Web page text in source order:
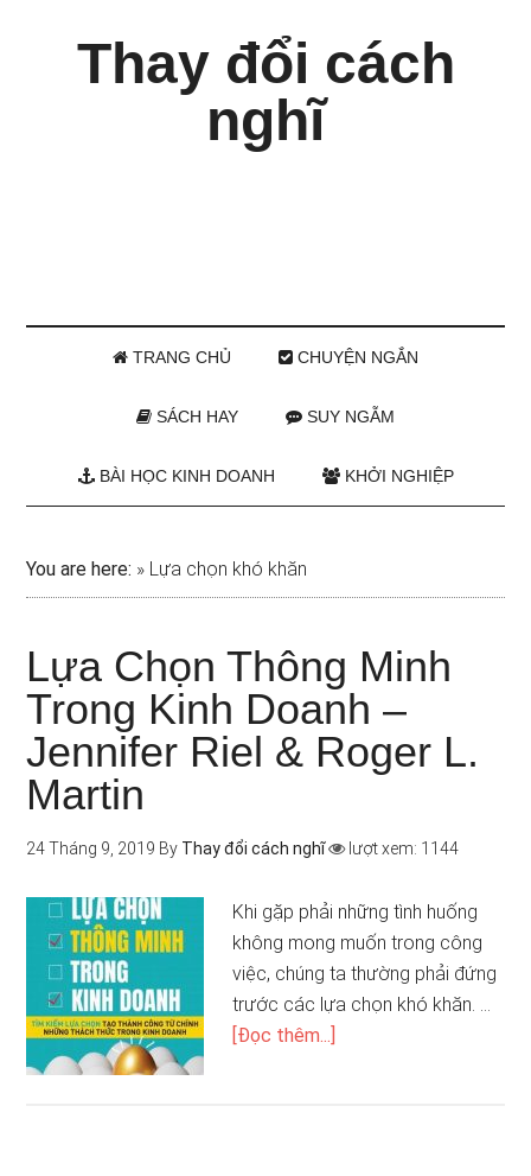
Thay đổi cách
nghĩ
TRANG CHỦ CHUYỆN NGẮN
SÁCH HAY SUY NGẪM
BÀI HỌC KINH DOANH KHỞI NGHIỆP
You are here: » Lựa chọn khó khăn
Lựa Chọn Thông Minh
Trong Kinh Doanh –
Jennifer Riel & Roger L.
Martin
24 Tháng 9, 2019 By Thay đổi cách nghĩ lượt xem: 1144
Khi gặp phải những tình huống
không mong muốn trong công
việc, chúng ta thường phải đứng
trước các lựa chọn khó khăn. …
[Đọc thêm...]